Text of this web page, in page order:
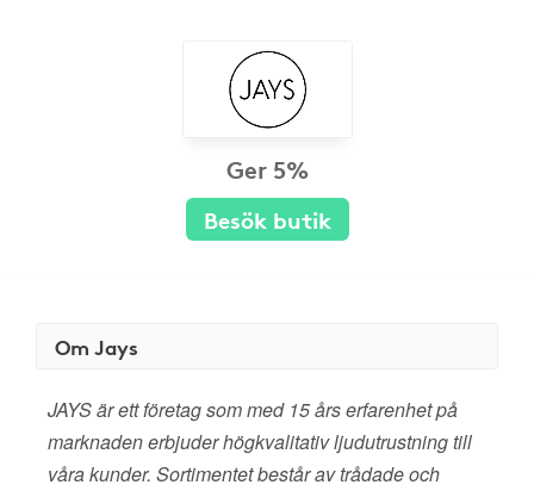
Ger 5%
Besök butik
Om Jays
JAYS är ett företag som med 15 års erfarenhet på
marknaden erbjuder högkvalitativ ljudutrustning till
våra kunder. Sortimentet består av trådade och